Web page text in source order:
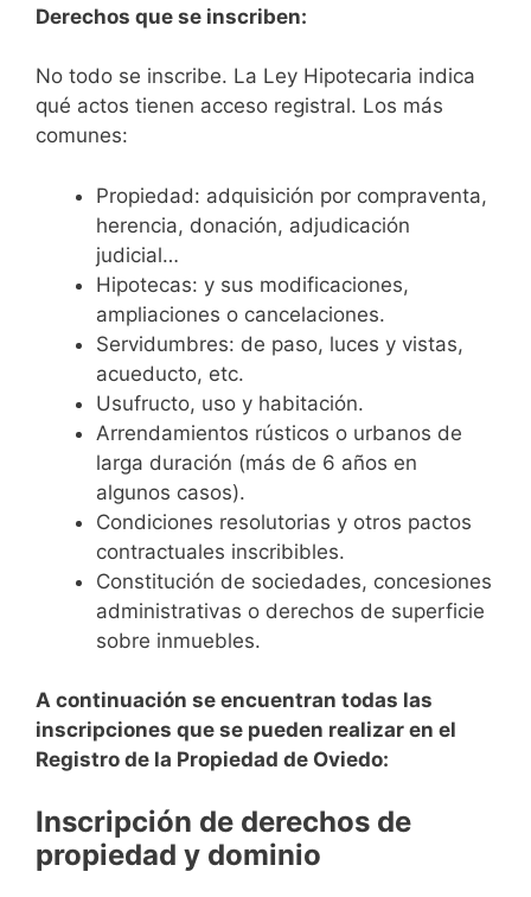
Derechos que se inscriben:
No todo se inscribe. La Ley Hipotecaria indica
qué actos tienen acceso registral. Los más
comunes:
Propiedad: adquisición por compraventa,
herencia, donación, adjudicación
judicial…
Hipotecas: y sus modificaciones,
ampliaciones o cancelaciones.
Servidumbres: de paso, luces y vistas,
acueducto, etc.
Usufructo, uso y habitación.
Arrendamientos rústicos o urbanos de
larga duración (más de 6 años en
algunos casos).
Condiciones resolutorias y otros pactos
contractuales inscribibles.
Constitución de sociedades, concesiones
administrativas o derechos de superficie
sobre inmuebles.
A continuación se encuentran todas las
inscripciones que se pueden realizar en el
Registro de la Propiedad de Oviedo:
Inscripción de derechos de
propiedad y dominio